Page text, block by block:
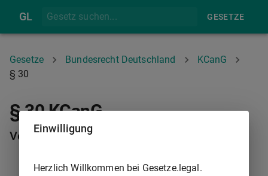
GL GESETZE
Gesetze Bundesrecht Deutschland
KCanG
§ 30
§ 30 KCanG
Verordnungsermächtigung
Einwilligung
Herzlich Willkommen bei Gesetze.legal.